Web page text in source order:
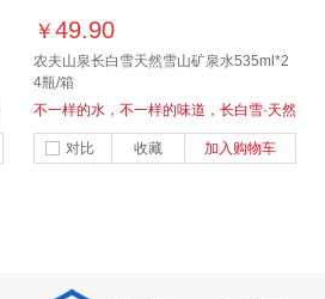
￥ 49.90
农夫山泉长白雪天然雪山矿泉水535ml*2
4瓶/箱
不一样的水，不一样的味道，长白雪·天然
雪山矿泉水
对比
收藏 加入购物车